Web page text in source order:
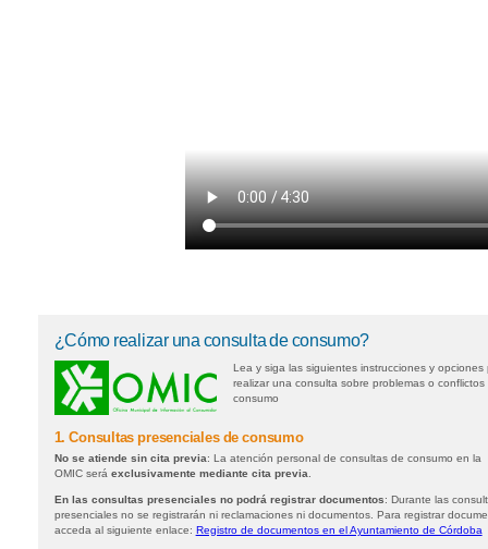
¿Cómo realizar una consulta de consumo?
Lea y siga las siguientes instrucciones y opciones
realizar una consulta sobre problemas o conflictos
consumo
1. Consultas presenciales de consumo
No se atiende sin cita previa: La atención personal de consultas de consumo en la
OMIC será exclusivamente mediante cita previa
En las consultas presenciales no podrá registrar documentos: Durante las
presenciales no se registrarán ni reclamaciones ni documentos. Para registrar
acceda al siguiente enlace: Registro de documentos en el Ayuntamiento de Córdoba